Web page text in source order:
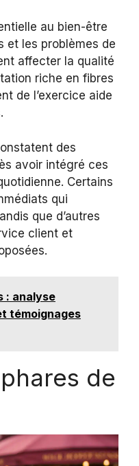
au bien-être
et les problèmes de
affecter la qualité
riche en fibres
de l’exercice aide
des
avoir intégré ces
Certains
qui
que d’autres
client et
: analyse
témoignages
de